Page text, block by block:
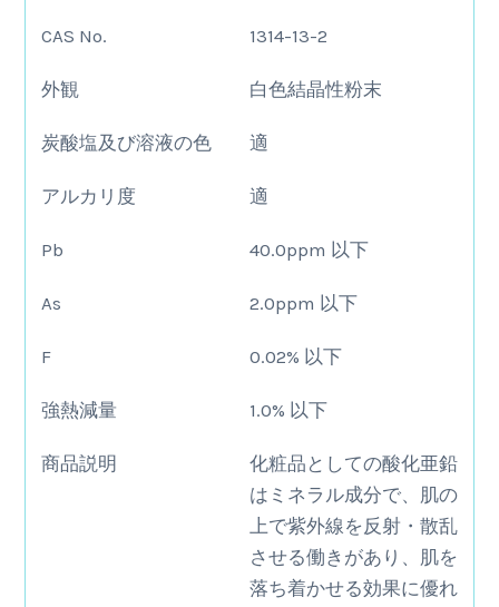
CAS No. 1314-13-2
外観 白色結晶性粉末
炭酸塩及び溶液の色 適
アルカリ度 適
Pb 40.0ppm 以下
As 2.0ppm 以下
F 0.02% 以下
強熱減量 1.0% 以下
商品説明
化粧品としての酸化亜鉛
はミネラル成分で、肌の
上で紫外線を反射・散乱
させる働きがあり、肌を
落ち着かせる効果に優れ